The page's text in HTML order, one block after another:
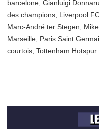
barcelone Gianluigi
des champions Liverpool FC
Marc-André ter Stegen
Marseille Paris Saint
courtois Tottenham Hotspur